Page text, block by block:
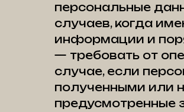
персональные
случаев, когда
информации и
— требовать от
случае, если
полученными или
предусмотренные